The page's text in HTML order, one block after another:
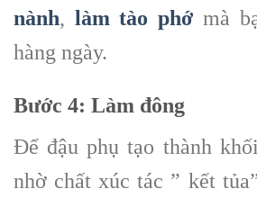
nành, làm tào phớ mà
hàng ngày.
Bước 4: Làm đông
Để đậu phụ tạo thành
nhờ chất xúc tác ” kết